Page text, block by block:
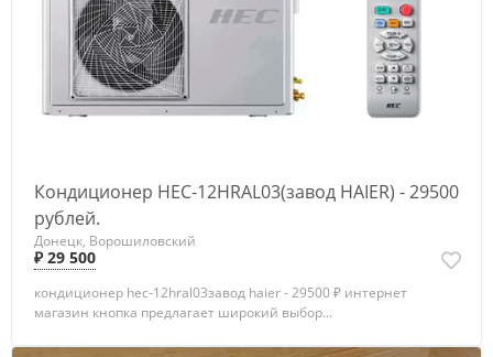
Кондиционер HEC-12HRAL03(завод HAIER) - 29500
рублей.
Донецк, Ворошиловский
₽ 29 500
кондиционер hec-12hral03завод haier - 29500 ₽ интернет
магазин кнопка предлагает широкий выбор...